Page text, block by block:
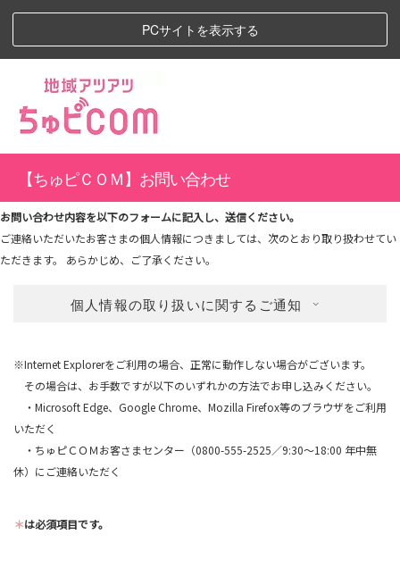
PCサイトを表示する
【ちゅピＣＯＭ】お問い合わせ
お問い合わせ内容を以下のフォームに記入し、送信ください。
ご連絡いただいたお客さまの個人情報につきましては、次のとおり取り扱わせてい
ただきます。 あらかじめ、ご了承ください。
個人情報の取り扱いに関するご通知
※Internet Explorerをご利用の場合、正常に動作しない場合がございます。
その場合は、お手数ですが以下のいずれかの方法でお申し込みください。
・Microsoft Edge、Google Chrome、Mozilla Firefox等のブラウザをご利用
いただく
・ちゅピＣＯＭお客さまセンター（0800-555-2525／9:30～18:00 年中無
休）にご連絡いただく
＊は必須項目です。